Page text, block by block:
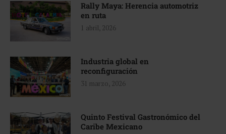
Rally Maya: Herencia automotriz
en ruta
1 abril, 2026
Industria global en
reconfiguración
31 marzo, 2026
Quinto Festival Gastronómico del
Caribe Mexicano